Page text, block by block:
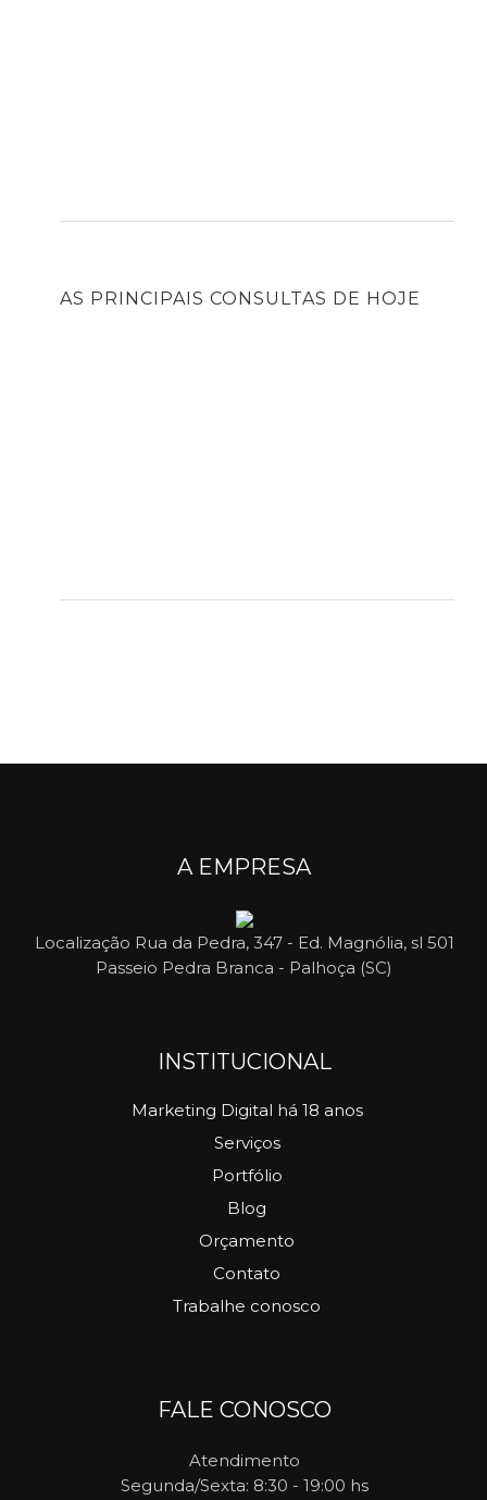
AS PRINCIPAIS CONSULTAS DE HOJE
A EMPRESA
Localização Rua da Pedra, 347 - Ed. Magnólia, sl 501
Passeio Pedra Branca - Palhoça (SC)
INSTITUCIONAL
Marketing Digital há 18 anos
Serviços
Portfólio
Blog
Orçamento
Contato
Trabalhe conosco
FALE CONOSCO
Atendimento
Segunda/Sexta: 8:30 - 19:00 hs